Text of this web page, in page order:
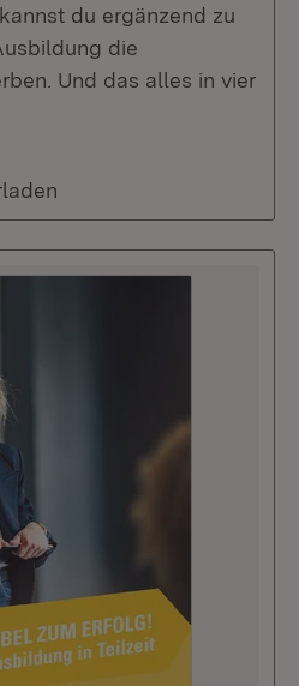
du ergänzend zu
die
Und das alles in vier